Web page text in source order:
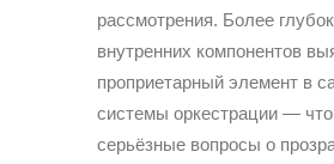
рассмотрения. Более
внутренних компонентов
проприетарный элемент в
системы оркестрации —
серьёзные вопросы о